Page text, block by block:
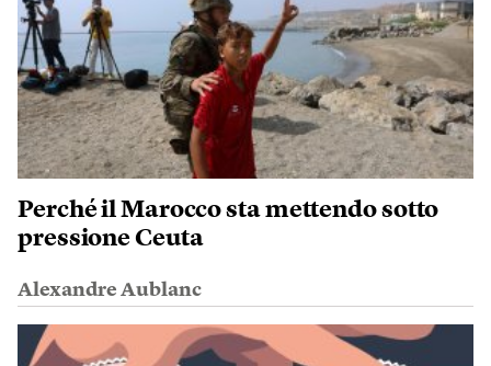
Perché il Marocco sta mettendo sotto
pressione Ceuta
Alexandre Aublanc